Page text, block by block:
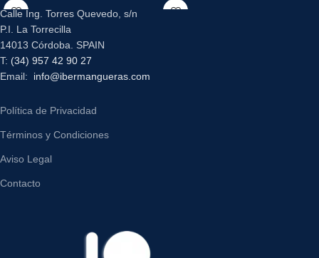
Calle Ing. Torres Quevedo, s/n
P.I. La Torrecilla
14013 Córdoba. SPAIN
T: (34) 957 42 90 27
Email: info@ibermangueras.com
Política de Privacidad
Términos y Condiciones
Aviso Legal
Contacto